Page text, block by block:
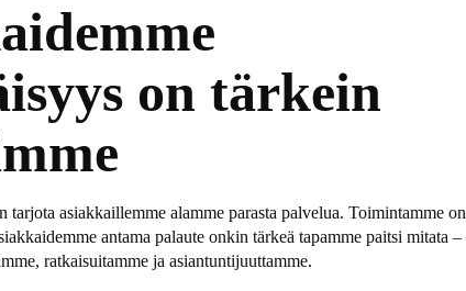
on tärkein
tarjota asiakkaillemme alamme parasta palvelua. Toimintamme on
antama palaute onkin tärkeä tapamme paitsi mitata –
ratkaisuitamme ja asiantuntijuuttamme.